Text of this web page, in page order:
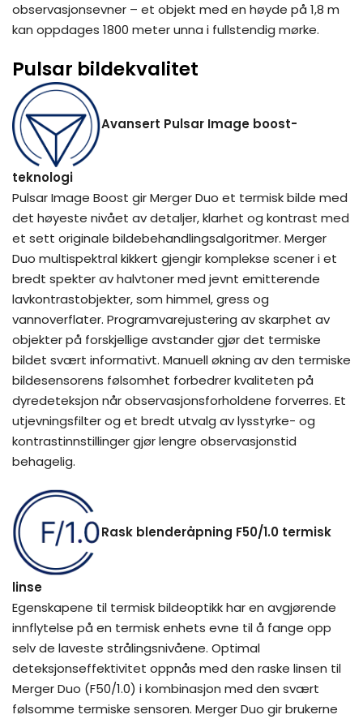
observasjonsevner – et objekt med en høyde på 1,8 m
kan oppdages 1800 meter unna i fullstendig mørke.
Pulsar bildekvalitet
Avansert Pulsar Image boost-
teknologi
Pulsar Image Boost gir Merger Duo et termisk bilde med
det høyeste nivået av detaljer, klarhet og kontrast med
et sett originale bildebehandlingsalgoritmer. Merger
Duo multispektral kikkert gjengir komplekse scener i et
bredt spekter av halvtoner med jevnt emitterende
lavkontrastobjekter, som himmel, gress og
vannoverflater. Programvarejustering av skarphet av
objekter på forskjellige avstander gjør det termiske
bildet svært informativt. Manuell økning av den termiske
bildesensorens følsomhet forbedrer kvaliteten på
dyredeteksjon når observasjonsforholdene forverres. Et
utjevningsfilter og et bredt utvalg av lysstyrke- og
kontrastinnstillinger gjør lengre observasjonstid
behagelig.
Rask blenderåpning F50/1.0 termisk
linse
Egenskapene til termisk bildeoptikk har en avgjørende
innflytelse på en termisk enhets evne til å fange opp
selv de laveste strålingsnivåene. Optimal
deteksjonseffektivitet oppnås med den raske linsen til
Merger Duo (F50/1.0) i kombinasjon med den svært
følsomme termiske sensoren. Merger Duo gir brukerne